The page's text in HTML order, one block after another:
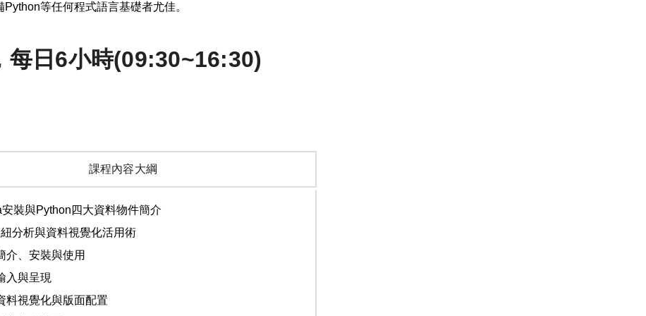
Python等任何程式語言基礎者尤佳。
每日6小時(09:30~16:30)
課程內容大綱
安裝與Python 四大資料物件簡介
分析與資料視覺化活用術
介、安裝與使用
入與呈現
料視覺化與版面配置